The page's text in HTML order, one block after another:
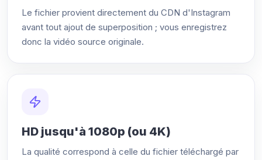
Le fichier provient directement du CDN d'Instagram
avant tout ajout de superposition ; vous enregistrez
donc la vidéo source originale.
HD jusqu'à 1080p (ou 4K)
La qualité correspond à celle du fichier téléchargé par